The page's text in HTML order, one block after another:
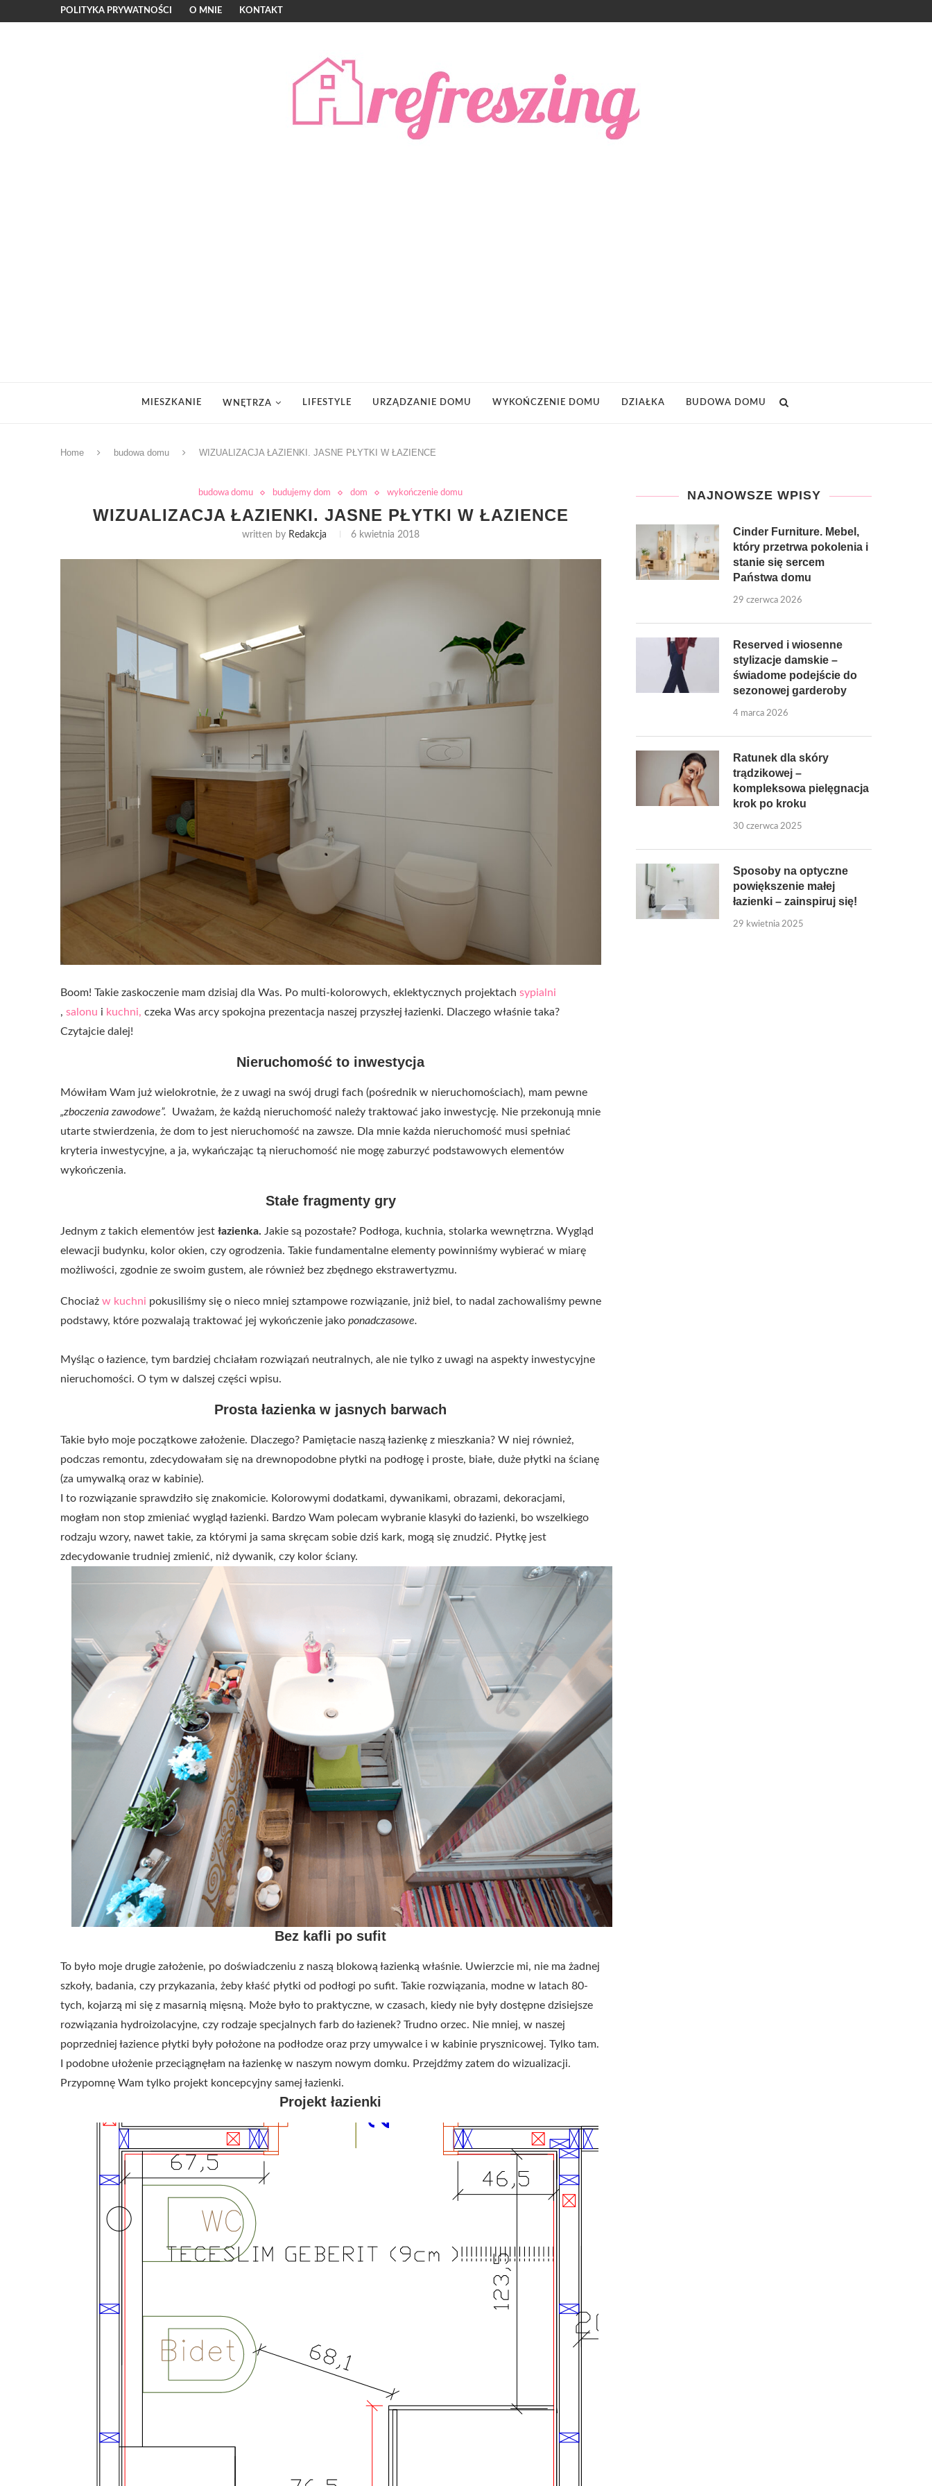
POLITYKA PRYWATNOŚCI O MNIE KONTAKT
MIESZKANIE WNĘTRZA LIFESTYLE URZĄDZANIE DOMU WYKOŃCZENIE DOMU DZIAŁKA BUDOWA DOMU
Home budowa domu WIZUALIZACJA ŁAZIENKI. JASNE PŁYTKI W ŁAZIENCE
budowa domu budujemy dom dom wykończenie domu
WIZUALIZACJA ŁAZIENKI. JASNE PŁYTKI W ŁAZIENCE
written by Redakcja 6 kwietnia 2018
Boom! Takie zaskoczenie mam dzisiaj dla Was. Po multi-kolorowych, eklektycznych projektach sypialni
, salonu i kuchni, czeka Was arcy spokojna prezentacja naszej przyszłej łazienki. Dlaczego właśnie taka?
Czytajcie dalej!
Nieruchomość to inwestycja
Mówiłam Wam już wielokrotnie, że z uwagi na swój drugi fach (pośrednik w nieruchomościach), mam pewne
„zboczenia zawodowe”.
Uważam, że każdą nieruchomość należy traktować jako inwestycję. Nie przekonują mnie
utarte stwierdzenia, że dom to jest nieruchomość na zawsze. Dla mnie każda nieruchomość musi spełniać
kryteria inwestycyjne, a ja, wykańczając tą nieruchomość nie mogę zaburzyć podstawowych elementów
wykończenia.
Stałe fragmenty gry
Jednym z takich elementów jest łazienka. Jakie są pozostałe? Podłoga, kuchnia, stolarka wewnętrzna. Wygląd
elewacji budynku, kolor okien, czy ogrodzenia. Takie fundamentalne elementy powinniśmy wybierać w miarę
możliwości, zgodnie ze swoim gustem, ale również bez zbędnego ekstrawertyzmu.
Chociaż w kuchni pokusiliśmy się o nieco mniej sztampowe rozwiązanie, jniż biel, to nadal zachowaliśmy pewne
podstawy, które pozwalają traktować jej wykończenie jako ponadczasowe.
Myśląc o łazience, tym bardziej chciałam rozwiązań neutralnych, ale nie tylko z uwagi na aspekty inwestycyjne
nieruchomości. O tym w dalszej części wpisu.
Prosta łazienka w jasnych barwach
Takie było moje początkowe założenie. Dlaczego? Pamiętacie naszą łazienkę z mieszkania? W niej również,
podczas remontu, zdecydowałam się na drewnopodobne płytki na podłogę i proste, białe, duże płytki na ścianę
(za umywalką oraz w kabinie).
I to rozwiązanie sprawdziło się znakomicie. Kolorowymi dodatkami, dywanikami, obrazami, dekoracjami,
mogłam non stop zmieniać wygląd łazienki. Bardzo Wam polecam wybranie klasyki do łazienki, bo wszelkiego
rodzaju wzory, nawet takie, za którymi ja sama skręcam sobie dziś kark, mogą się znudzić. Płytkę jest
zdecydowanie trudniej zmienić, niż dywanik, czy kolor ściany.
Bez kafli po sufit
To było moje drugie założenie, po doświadczeniu z naszą blokową łazienką właśnie. Uwierzcie mi, nie ma żadnej
szkoły, badania, czy przykazania, żeby kłaść płytki od podłogi po sufit. Takie rozwiązania, modne w latach 80-
tych, kojarzą mi się z masarnią mięsną. Może było to praktyczne, w czasach, kiedy nie były dostępne dzisiejsze
rozwiązania hydroizolacyjne, czy rodzaje specjalnych farb do łazienek? Trudno orzec. Nie mniej, w naszej
poprzedniej łazience płytki były położone na podłodze oraz przy umywalce i w kabinie prysznicowej. Tylko tam.
I podobne ułożenie przeciągnęłam na łazienkę w naszym nowym domku. Przejdźmy zatem do wizualizacji.
Przypomnę Wam tylko projekt koncepcyjny samej łazienki.
Projekt łazienki
NAJNOWSZE WPISY
Cinder Furniture. Mebel,
który przetrwa pokolenia i
stanie się sercem
Państwa domu
29 czerwca 2026
Reserved i wiosenne
stylizacje damskie –
świadome podejście do
sezonowej garderoby
4 marca 2026
Ratunek dla skóry
trądzikowej –
kompleksowa pielęgnacja
krok po kroku
30 czerwca 2025
Sposoby na optyczne
powiększenie małej
łazienki – zainspiruj się!
29 kwietnia 2025